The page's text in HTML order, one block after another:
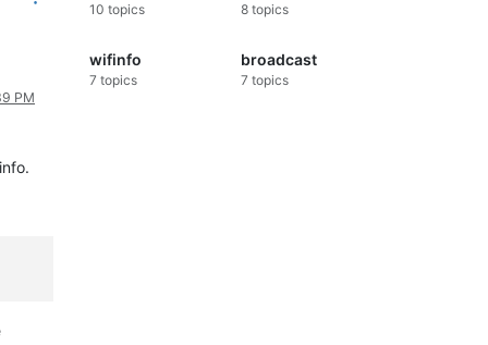
PM
10 topics 8topics
wifinfo
7 topics
broadcast
7 topics